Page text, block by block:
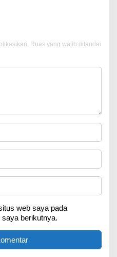
Ruas yang wajib ditandai
web saya pada
berikutnya.